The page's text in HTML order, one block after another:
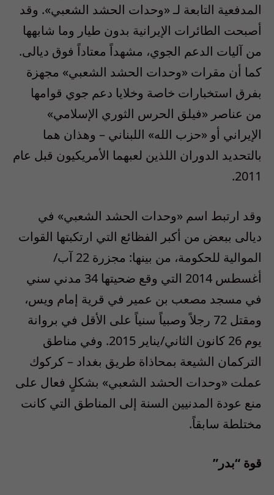
المدفعية التابعة لـ «وحدات الحشد الشعبي». وقد
أصبحت الطائرات الإيرانية بدون طيار وما شابهها
من آليات الدعم الجوي، مشهداً معتاداً فوق ديالى.
كما أن مقرات «وحدات الحشد الشعبي» مجهزة
بفرق استخبارات خاصة وخلايا دعم جوي قوامها
من عناصر «فيلق الحرس الثوري الإسلامي»
الإيراني أو «حزب الله» اللبناني – وهذان هما
بالتحديد الدوران اللذين لعبهما الأمريكيون قبل عام
2011.
وقد ارتبط اسم «وحدات الحشد الشعبي» في
ديالى ببعض من أكبر الفظائع التي ارتكبتها القوات
الموالية للحكومة، من بينها: مجزرة 22 آب/
أغسطس 2014 التي وقع ضحيتها 34 مدني سني
في مسجد مصعب بن عمير في قرية إمام ويس،
ومقتل 72 رجلاً وصبياً سنياً على الأقل في بروانة
يوم 26 كانون الثاني/يناير 2015. وفي مناطق
التركمان الشيعة بمحاذاة طريق بغداد – كركوك
عملت «وحدات الحشد الشعبي» بشكلٍ فعال على
منع عودة المدنيين السنة إلى المناطق التي كانت
مختلطة سابقاً.
قوة “بدر”